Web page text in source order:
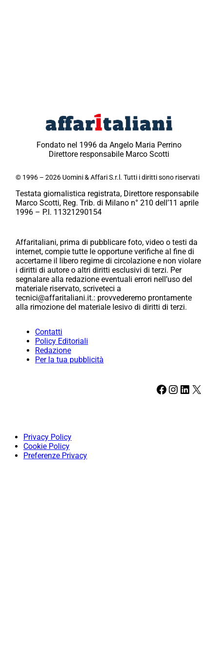
Fondato nel 1996 da Angelo Maria Perrino
Direttore responsabile Marco Scotti
© 1996 – 2026 Uomini & Affari S.r.l. Tutti i diritti sono riservati
Testata giornalistica registrata, Direttore responsabile
Marco Scotti, Reg. Trib. di Milano n° 210 dell’11 aprile
1996 – P.I. 11321290154
Affaritaliani, prima di pubblicare foto, video o testi da
internet, compie tutte le opportune verifiche al fine di
accertarne il libero regime di circolazione e non violare
i diritti di autore o altri diritti esclusivi di terzi. Per
segnalare alla redazione eventuali errori nell’uso del
materiale riservato, scriveteci a
tecnici@affaritaliani.it.: provvederemo prontamente
alla rimozione del materiale lesivo di diritti di terzi.
Contatti
Policy Editoriali
Redazione
Per la tua pubblicità
Facebook Instagram LinkedIn X
Privacy Policy
Cookie Policy
Preferenze Privacy